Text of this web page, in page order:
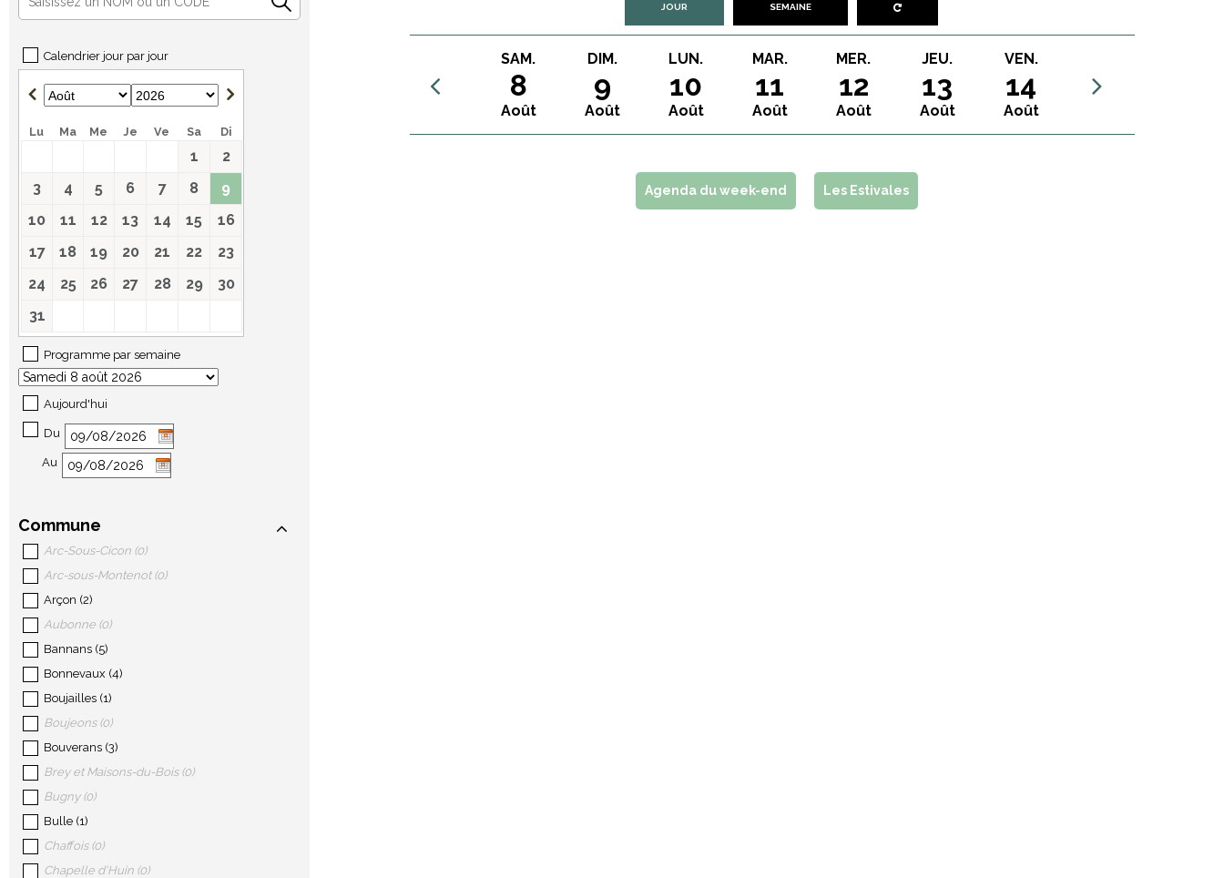
Calendrier jour par jour
Lu Ma Me Je Ve Sa Di
1
2
3
4 5 6 7 8
9
10
11 12 13 14 15
16
17
18 19 20 21 22
23
24
25 26 27 28 29
30
31
Programme par semaine
Aujourd'hui
Du
Au
Commune
Arc-Sous-Cicon (0)
Arc-sous-Montenot (0)
Arçon (2)
Aubonne (0)
Bannans (5)
Bonnevaux (4)
Boujailles (1)
Boujeons (0)
Bouverans (3)
Brey et Maisons-du-Bois (0)
Bugny (0)
Bulle (1)
Chaffois (0)
Chapelle d'Huin (0)
JOUR SEMAINE
SAM.
8
Août
DIM.
9
Août
LUN.
10
Août
MAR.
11
Août
MER.
12
Août
JEU.
13
Août
VEN.
14
Août
Agenda du week-end Les Estivales